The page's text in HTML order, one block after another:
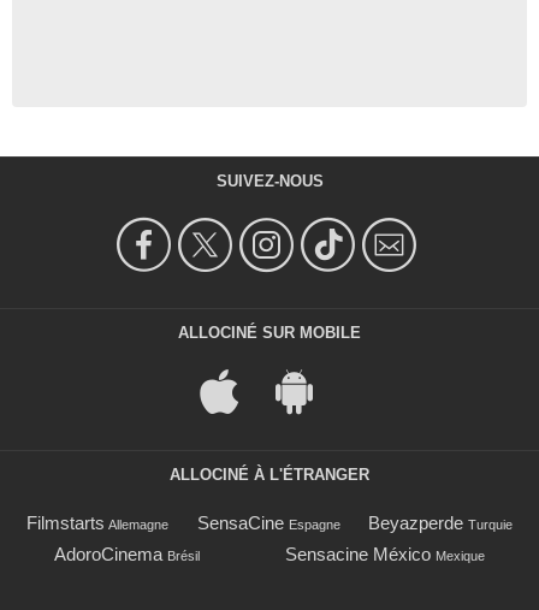
SUIVEZ-NOUS
ALLOCINÉ SUR MOBILE
ALLOCINÉ À L'ÉTRANGER
Filmstarts Allemagne SensaCine Espagne Beyazperde Turquie
AdoroCinema Brésil Sensacine México Mexique